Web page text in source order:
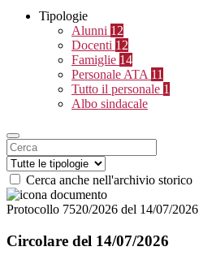
Tipologie
Alunni 12
Docenti 12
Famiglie 14
Personale ATA 11
Tutto il personale 1
Albo sindacale
Cerca anche nell'archivio storico
Protocollo 7520/2026 del 14/07/2026
Circolare del 14/07/2026